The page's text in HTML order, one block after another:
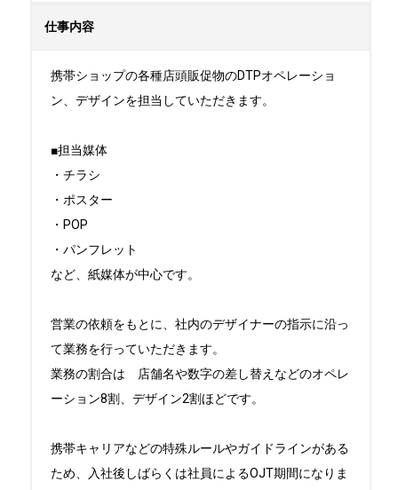
仕事内容
携帯ショップの各種店頭販促物のDTPオペレーショ
ン、デザインを担当していただきます。
■担当媒体
・チラシ
・ポスター
・POP
・パンフレット
など、紙媒体が中心です。
営業の依頼をもとに、社内のデザイナーの指示に沿っ
て業務を行っていただきます。
業務の割合は　店舗名や数字の差し替えなどのオペレ
ーション8割、デザイン2割ほどです。
携帯キャリアなどの特殊ルールやガイドラインがある
ため、入社後しばらくは社員によるOJT期間になりま